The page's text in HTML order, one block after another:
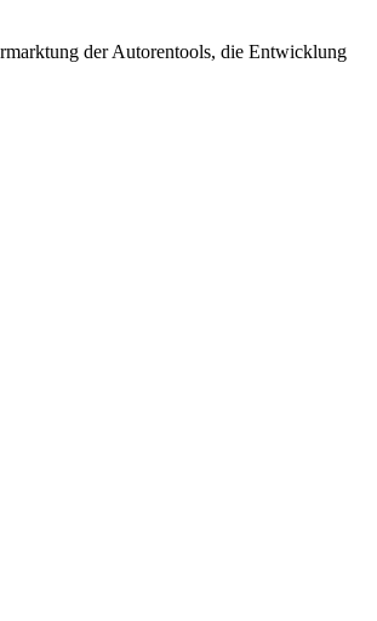
der Autorentools, die Entwicklung